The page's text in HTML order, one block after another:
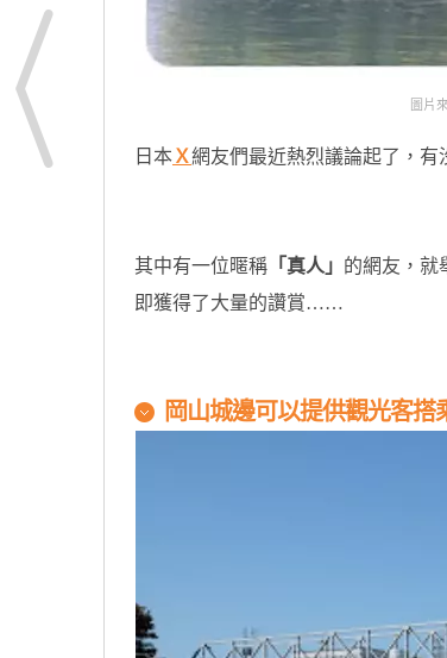
圖片
日本Ｘ網友們最近熱烈議論起了，有
其中有一位暱稱 「真人」 的網友，就
即獲得了大量的讚賞……
岡山城邊可以提供觀光客